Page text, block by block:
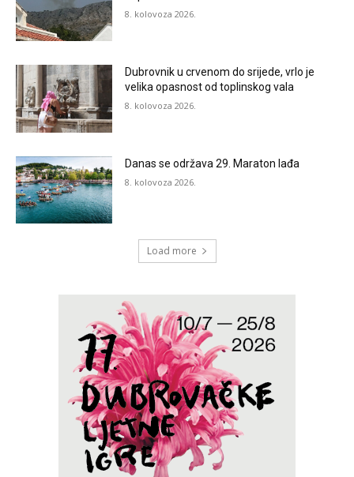
8. kolovoza 2026.
Dubrovnik u crvenom do srijede, vrlo je
velika opasnost od toplinskog vala
8. kolovoza 2026.
Danas se održava 29. Maraton lađa
8. kolovoza 2026.
Load more